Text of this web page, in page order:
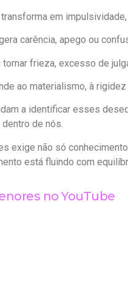
em impulsividade,
carência, apego ou
frieza, excesso de
ao materialismo, à rigidez
a identificar esses
de nós.
exige não só
está fluindo com
no YouTube